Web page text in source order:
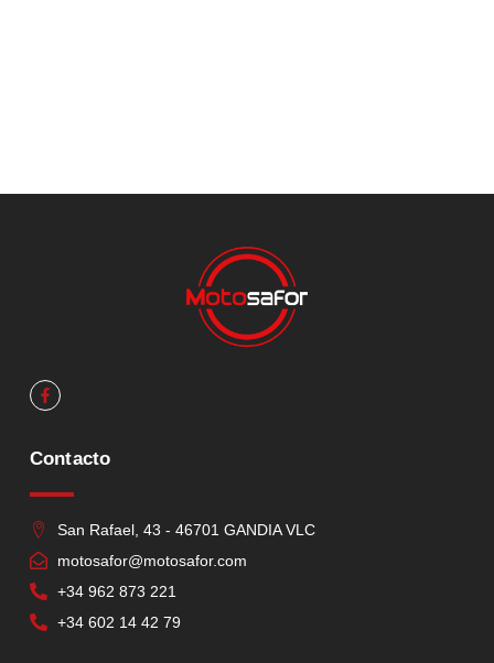
Contacto
San Rafael, 43 - 46701 GANDIA VLC
motosafor@motosafor.com
+34 962 873 221
+34 602 14 42 79